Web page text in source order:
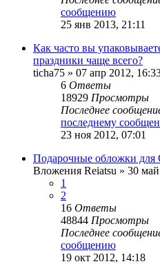
сообщению
25 янв 2013, 21:11
Как часто вы
праздники чаще всего?
ticha75 » 07 апр 2012,
6 Ответы
18929 Просмотры
Последнее
последнему
23 ноя 2012, 07:01
Подарочные обложки для
Вложения Reiatsu » 30
1
2
16 Ответы
48844 Просмотры
Последнее
сообщению
19 окт 2012, 14:18